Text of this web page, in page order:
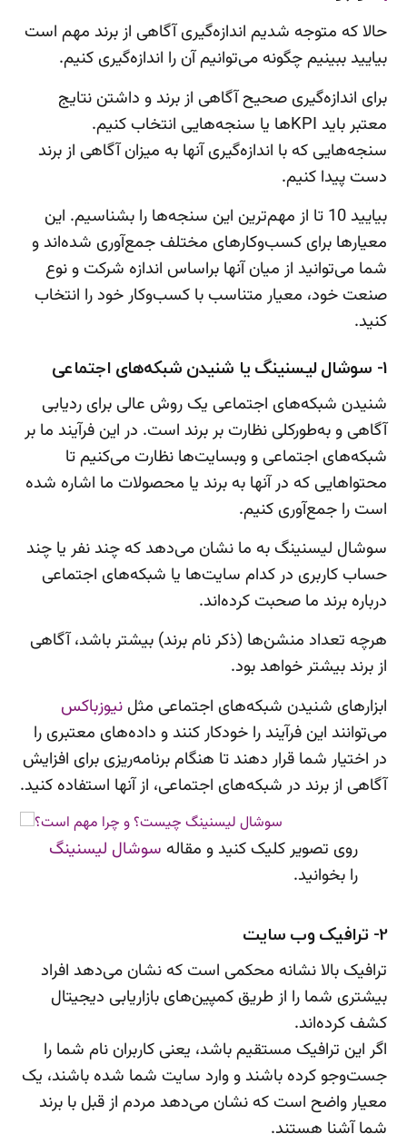
حالا که متوجه شدیم اندازه‌گیری آگاهی از برند مهم است
بیایید ببینیم چگونه می‌توانیم آن را اندازه‌گیری کنیم.
برای اندازه‌گیری صحیح آگاهی از برند و داشتن نتایج
معتبر باید KPIها یا سنجه‌هایی انتخاب کنیم.
سنجه‌هایی که با اندازه‌گیری آنها به میزان آگاهی از برند
دست پیدا کنیم.
بیایید 10 تا از مهم‌ترین این سنجه‌ها را بشناسیم. این
معیارها برای کسب‌وکارهای مختلف جمع‌آوری شده‌اند و
شما می‌توانید از میان آنها براساس اندازه شرکت و نوع
صنعت خود، معیار متناسب با کسب‌وکار خود را انتخاب
کنید.
1- سوشال لیسنینگ یا شنیدن شبکه‌های اجتماعی
شنیدن شبکه‌های اجتماعی یک روش عالی برای ردیابی
آگاهی و به‌طورکلی نظارت بر برند است. در این فرآیند ما بر
شبکه‌های اجتماعی و وبسایت‌ها نظارت می‌کنیم تا
محتواهایی که در آنها به برند یا محصولات ما اشاره شده
است را جمع‌آوری کنیم.
سوشال لیسنینگ به ما نشان می‌دهد که چند نفر یا چند
حساب کاربری در کدام سایت‌ها یا شبکه‌های اجتماعی
درباره برند ما صحبت کرده‌اند.
هرچه تعداد منشن‌ها (ذکر نام برند) بیشتر باشد، آگاهی
از برند بیشتر خواهد بود.
ابزارهای شنیدن شبکه‌های اجتماعی مثل نیوزباکس
می‌توانند این فرآیند را خودکار کنند و داده‌های معتبری را
در اختیار شما قرار دهند تا هنگام برنامه‌ریزی برای افزایش
آگاهی از برند در شبکه‌های اجتماعی، از آنها استفاده کنید.
روی تصویر کلیک کنید و مقاله سوشال لیسنینگ
را بخوانید.
2- ترافیک وب سایت
ترافیک بالا نشانه محکمی است که نشان می‌دهد افراد
بیشتری شما را از طریق کمپین‌های بازاریابی دیجیتال
کشف کرده‌اند.
اگر این ترافیک مستقیم باشد، یعنی کاربران نام شما را
جست‌وجو کرده باشند و وارد سایت شما شده باشند، یک
معیار واضح است که نشان می‌دهد مردم از قبل با برند
شما آشنا هستند.